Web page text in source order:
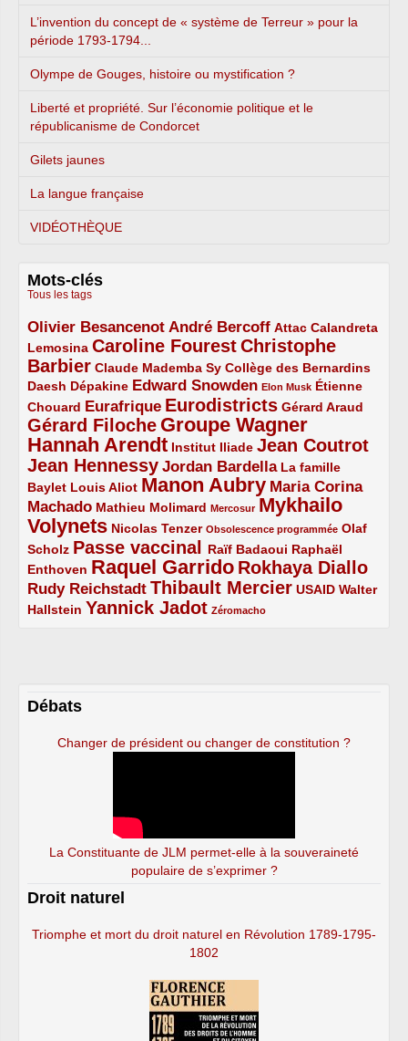
L’invention du concept de « système de Terreur » pour la
période 1793-1794...
Olympe de Gouges, histoire ou mystification ?
Liberté et propriété. Sur l’économie politique et le
républicanisme de Condorcet
Gilets jaunes
La langue française
VIDÉOTHÈQUE
Mots-clés
Tous les tags
Olivier Besancenot
3/5 André Bercoff
3/5 Attac
2/5
Calandreta
Lemosina
2/5 Caroline Fourest
4/5
Christophe
Barbier
4/5 Claude Mademba Sy
2/5 Collège des Bernardins
2/5
Daesh
2/5 Dépakine
2/5 Edward Snowden
3/5 Elon Musk
1/5
Étienne
Chouard
2/5 Eurafrique
3/5 Eurodistricts
4/5 Gérard Araud
2/5
Gérard Filoche
4/5 Groupe Wagner
5/5
Hannah Arendt
5/5 Institut Iliade
2/5 Jean Coutrot
4/5
Jean Hennessy
4/5 Jordan Bardella
3/5
La famille
Baylet
2/5 Louis Aliot
2/5 Manon Aubry
5/5
Maria Corina
Machado
3/5 Mathieu Molimard
2/5 Mercosur
1/5
Mykhailo
Volynets
5/5 Nicolas Tenzer
2/5 Obsolescence programmée
1/5
Olaf
Scholz
2/5 Passe vaccinal
4/5 Raïf Badaoui
2/5
Raphaël
Enthoven
2/5 Raquel Garrido
5/5 Rokhaya Diallo
4/5
Rudy Reichstadt
3/5 Thibault Mercier
4/5 USAID
2/5
Walter
Hallstein
2/5 Yannick Jadot
4/5 Zéromacho
1/5
Débats
Changer de président ou changer de constitution ?
La Constituante de JLM permet-elle à la souveraineté
populaire de s’exprimer ?
Droit naturel
Triomphe et mort du droit naturel en Révolution 1789-1795-
1802